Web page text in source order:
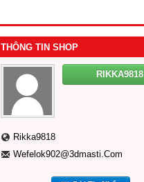
THÔNG TIN SHOP
RIKKA9818
Rikka9818
Wefelok902@3dmasti.com